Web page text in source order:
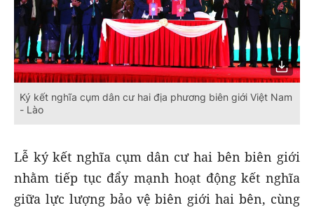
Ký kết nghĩa cụm dân cư hai địa phương biên giới Việt Nam
- Lào
Lễ ký kết nghĩa cụm dân cư hai bên biên giới
nhằm tiếp tục đẩy mạnh hoạt động kết nghĩa
giữa lực lượng bảo vệ biên giới hai bên, cùng